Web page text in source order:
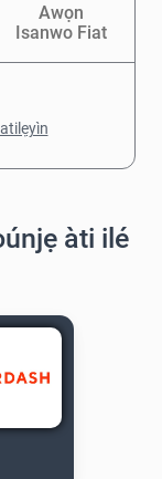
Awọn
Isanwo Fiat
àti ilé